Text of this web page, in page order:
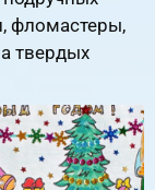
фломастеры,
твердых